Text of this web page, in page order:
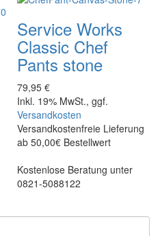
Service Works
Classic Chef
Pants stone
79,95 €
Inkl. 19% MwSt., ggf.
Versandkosten
Versandkostenfreie Lieferung
ab 50,00€ Bestellwert
Kostenlose Beratung unter
0821-5088122